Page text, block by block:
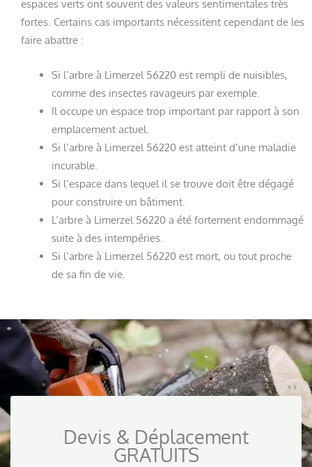
espaces verts ont souvent des valeurs sentimentales très
fortes. Certains cas importants nécessitent cependant de les
faire abattre :
Si l’arbre à Limerzel 56220 est rempli de nuisibles,
comme des insectes ravageurs par exemple.
Il occupe un espace trop important par rapport à son
emplacement actuel.
Si l’arbre à Limerzel 56220 est atteint d’une maladie
incurable.
Si l’espace dans lequel il se trouve doit être dégagé
pour construire un bâtiment.
L’arbre à Limerzel 56220 a été fortement endommagé
suite à des intempéries.
Si l’arbre à Limerzel 56220 est mort, ou tout proche
de sa fin de vie.
Devis & Déplacement
GRATUITS